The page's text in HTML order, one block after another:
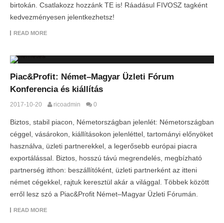
birtokán. Csatlakozz hozzánk TE is! Ráadásul FIVOSZ tagként
kedvezményesen jelentkezhetsz!
READ MORE
Piac&Profit: Német–Magyar Üzleti Fórum
Konferencia és kiállítás
2017-10-20 ricoadmin 0
Biztos, stabil piacon, Németországban jelenlét: Németországban
céggel, vásárokon, kiállításokon jelenléttel, tartományi előnyöket
használva, üzleti partnerekkel, a legerősebb európai piacra
exportálással. Biztos, hosszú távú megrendelés, megbízható
partnerség itthon: beszállítóként, üzleti partnerként az itteni
német cégekkel, rajtuk keresztül akár a világgal. Többek között
erről lesz szó a Piac&Profit Német–Magyar Üzleti Fórumán.
READ MORE